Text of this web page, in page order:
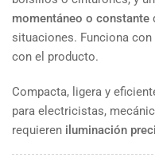
momentáneo o constante
situaciones. Funciona con
con el producto.
Compacta, ligera y
para electricistas,
requieren iluminación